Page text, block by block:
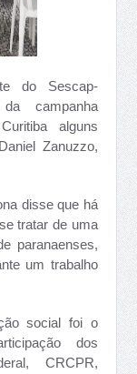
do Sescap-
campanha
alguns
Zanuzzo,
disse que há
tratar de uma
paranaenses,
um trabalho
social foi o
dos
CRCPR,